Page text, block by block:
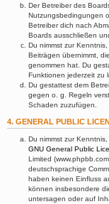
Der Betreiber des
Nutzungsbedingungen
Betreiber dich nach
Boards ausschließen
Du nimmst zur
Beiträgen übernimmt,
genommen hat. Du
Funktionen jederzeit zu
Du gestattest dem
gegen o. g. Regeln
Schaden zuzufügen.
4. GENERAL PUBLIC
Du nimmst zur
GNU General Public
Limited
deutschsprachige
haben keinen Einfluss
können insbesondere
untersagen oder auf